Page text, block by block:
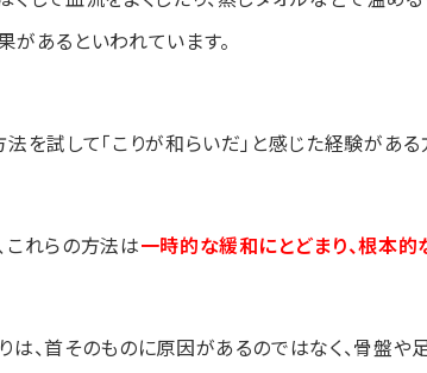
があるといわれています。
を試して「こりが和らいだ」と感じた経験がある
これらの方法は一時的な緩和にとどまり、根本的
は、首そのものに原因があるのではなく、骨盤や